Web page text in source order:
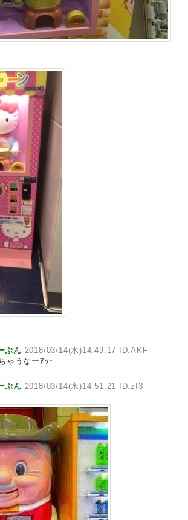
ぷん 2018/03/14(水)14:49:17 ID:AKF
ゃうなーｱｯ↑
ぷん 2018/03/14(水)14:51:21 ID:zI3